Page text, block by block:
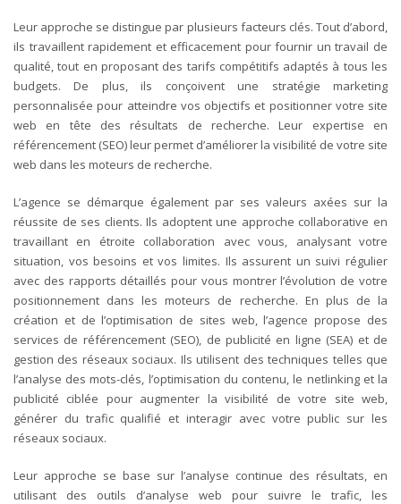
Leur approche se distingue par plusieurs facteurs clés. Tout d’abord,
ils travaillent rapidement et efficacement pour fournir un travail de
qualité, tout en proposant des tarifs compétitifs adaptés à tous les
budgets. De plus, ils conçoivent une stratégie marketing
personnalisée pour atteindre vos objectifs et positionner votre site
web en tête des résultats de recherche. Leur expertise en
référencement (SEO) leur permet d’améliorer la visibilité de votre site
web dans les moteurs de recherche.
L’agence se démarque également par ses valeurs axées sur la
réussite de ses clients. Ils adoptent une approche collaborative en
travaillant en étroite collaboration avec vous, analysant votre
situation, vos besoins et vos limites. Ils assurent un suivi régulier
avec des rapports détaillés pour vous montrer l’évolution de votre
positionnement dans les moteurs de recherche. En plus de la
création et de l’optimisation de sites web, l’agence propose des
services de référencement (SEO), de publicité en ligne (SEA) et de
gestion des réseaux sociaux. Ils utilisent des techniques telles que
l’analyse des mots-clés, l’optimisation du contenu, le netlinking et la
publicité ciblée pour augmenter la visibilité de votre site web,
générer du trafic qualifié et interagir avec votre public sur les
réseaux sociaux.
Leur approche se base sur l’analyse continue des résultats, en
utilisant des outils d’analyse web pour suivre le trafic, les